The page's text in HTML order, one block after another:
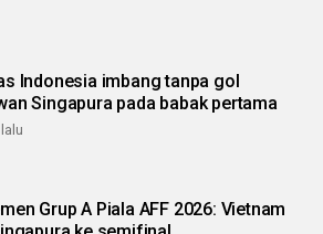
Indonesia imbang tanpa gol
Singapura pada babak pertama
Grup A Piala AFF 2026: Vietnam